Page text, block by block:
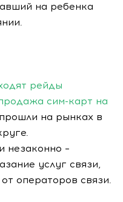
на ребенка
рейды
сим-карт на
на рынках в
незаконно –
услуг связи,
операторов связи.